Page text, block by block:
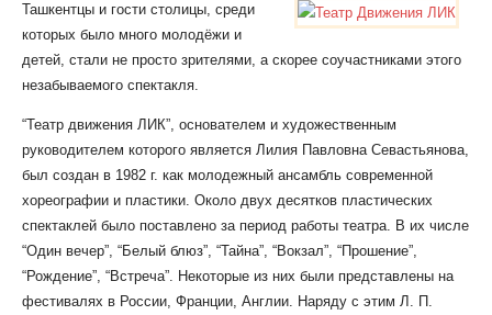
Ташкентцы и гости столицы, среди
которых было много молодёжи и
детей, стали не просто зрителями, а скорее соучастниками этого
незабываемого спектакля.
“Театр движения ЛИК”, основателем и художественным
руководителем которого является Лилия Павловна Севастьянова,
был создан в 1982 г. как молодежный ансамбль современной
хореографии и пластики. Около двух десятков пластических
спектаклей было поставлено за период работы театра. В их числе
“Один вечер”, “Белый блюз”, “Тайна”, “Вокзал”, “Прошение”,
“Рождение”, “Встреча”. Некоторые из них были представлены на
фестивалях в России, Франции, Англии. Наряду с этим Л. П.